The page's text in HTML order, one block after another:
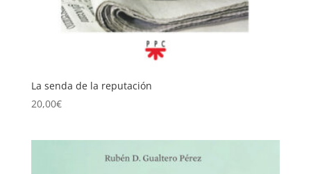
La senda de la reputación
20,00€